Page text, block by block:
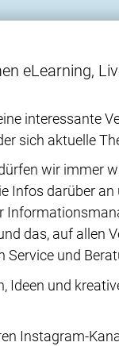
eLearning,
interessante
sich aktuelle
wir immer
darüber
das, auf allen
Service und
Ideen und
Instagram-